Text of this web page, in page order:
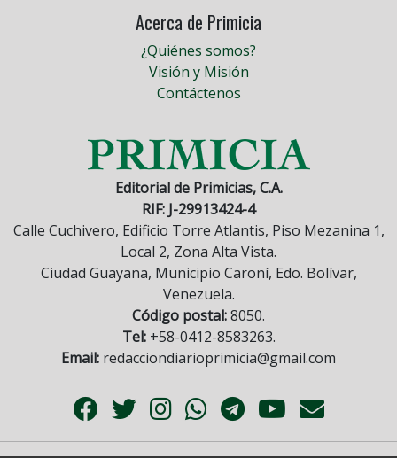
Acerca de Primicia
¿Quiénes somos?
Visión y Misión
Contáctenos
Editorial de Primicias, C.A.
RIF: J-29913424-4
Calle Cuchivero, Edificio Torre Atlantis, Piso Mezanina 1,
Local 2, Zona Alta Vista.
Ciudad Guayana, Municipio Caroní, Edo. Bolívar,
Venezuela.
Código postal:8050.
Tel:+58-0412-8583263.
Email: redacciondiarioprimicia@gmail.com